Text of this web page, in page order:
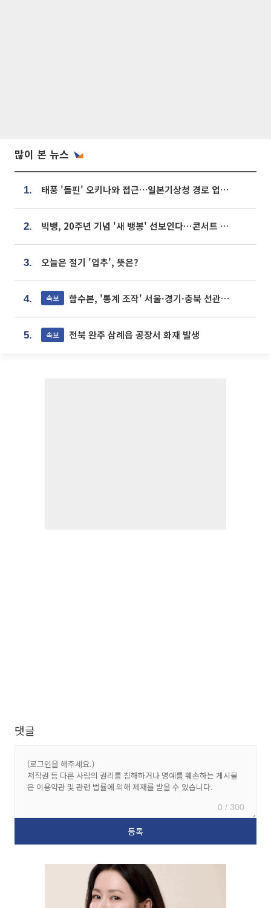
많이 본 뉴스
1. 태풍 '돌핀' 오키나와 접근…일본기상청 경로 업데이트
2. 빅뱅, 20주년 기념 '새 뱅봉' 선보인다⋯콘서트 앞두고 팝업 개최
3. 오늘은 절기 '입추', 뜻은?
4. 속보 합수본, '통계 조작' 서울·경기·충북 선관위 등 추가 압수수색
5. 속보 전북 완주 삼례읍 공장서 화재 발생
댓글
0 / 300